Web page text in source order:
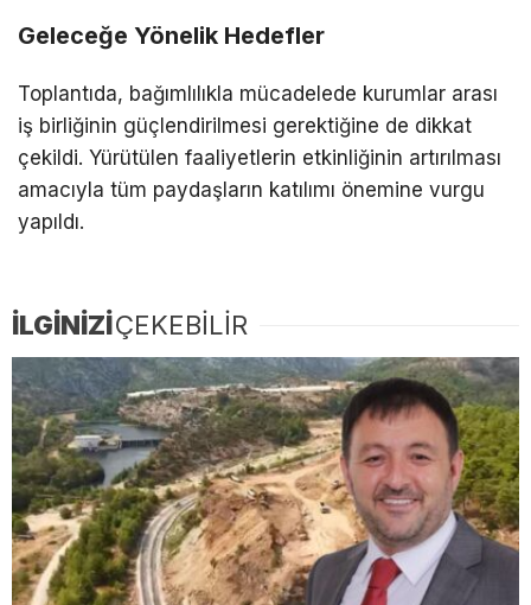
Geleceğe Yönelik Hedefler
Toplantıda, bağımlılıkla mücadelede kurumlar arası
iş birliğinin güçlendirilmesi gerektiğine de dikkat
çekildi. Yürütülen faaliyetlerin etkinliğinin artırılması
amacıyla tüm paydaşların katılımı önemine vurgu
yapıldı.
İLGİNİZİÇEKEBİLİR